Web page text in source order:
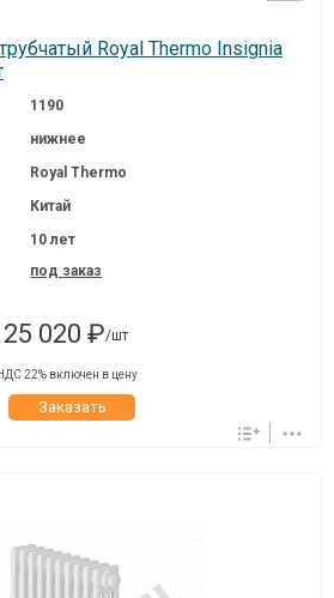
Royal Thermo Insignia
1190
нижнее
Royal Thermo
Китай
10 лет
под заказ
25 020 ₽/шт
22% включен в цену
Заказать